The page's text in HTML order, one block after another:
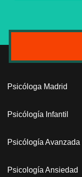
Psicóloga Madrid
Psicólogía Infantil
Psicólogía Avanzada
Psicología Ansiedad